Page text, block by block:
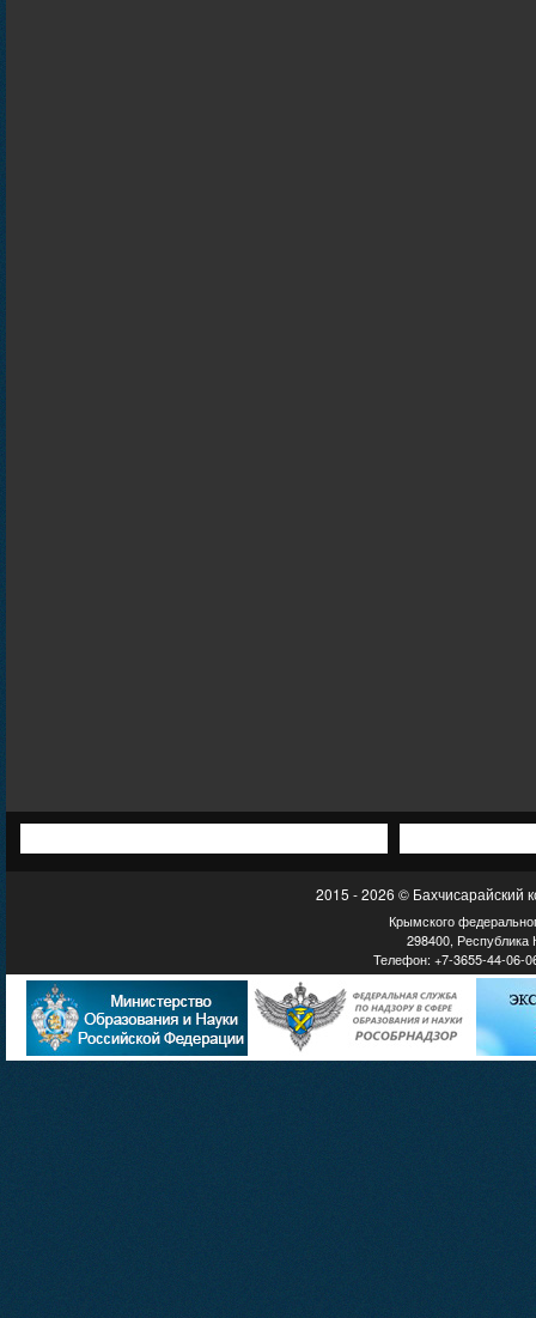
2015 - 2026 © Бахчисарайский
Крымского
298400, Республика
Телефон: +7-3655-44-06-